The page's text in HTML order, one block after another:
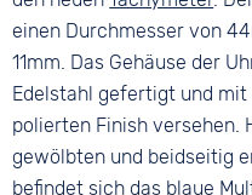
Kautschuk
Bandschließe
Dornschließe
einen Durchmesser von
11mm. Das Gehäuse der
Edelstahl gefertigt und
polierten Finish versehen.
gewölbten und beidseitig
befindet sich das blaue